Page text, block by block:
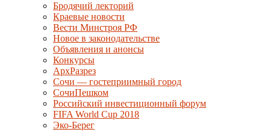
Бродячий лекторий
Краевые новости
Вести Минстроя РФ
Новое в законодательстве
Объявления и анонсы
Конкурсы
АрхРазрез
Сочи — гостеприимный город
СочиПешком
Российский инвестиционный форум
FIFA World Cup 2018
Эко-Берег